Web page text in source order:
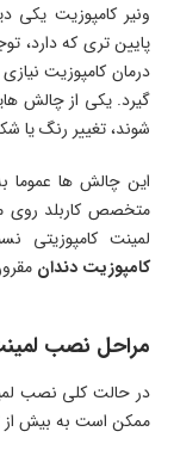
ونیر کامپوزیت یکی
پایین‌ تری که دارد،
درمان کامپوزیت
گیرد. یکی از چالش‌
شوند، تغییر رنگ یا
این چالش‌ ها عموما
متخصص کاربلد روی
لمینت کامپوزیتی
کامپوزیت دندان
مراحل نصب
ممکن است به بیش از 2 جلسه برای نصب نیاز باشد.